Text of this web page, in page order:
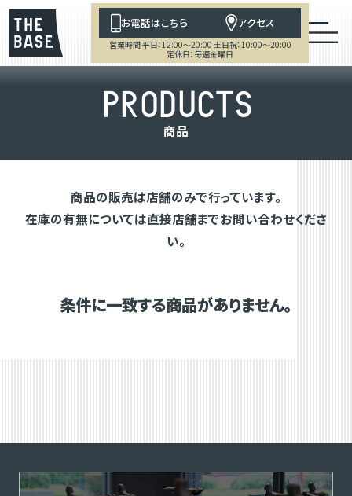
お電話はこちら アクセス
営業時間 平日：12:00～20:00 土日祝：10:00～20:00
定休日：毎週金曜日
PRODUCTS
商品
商品の販売は店舗のみで行っています。
在庫の有無については直接店舗までお問い合わせくださ
い。
条件に一致する商品がありません。